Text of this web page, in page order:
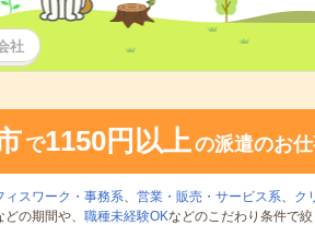
社
で1150円以上の派遣のお
ィスワーク・事務系、 営業・販売・サービス系、 ク
どの期間や、 職種未経験OKなどのこだわり条件で絞